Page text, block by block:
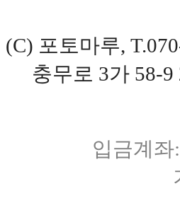
(C) 포토마루,
충무로 3가 58-
입금계좌